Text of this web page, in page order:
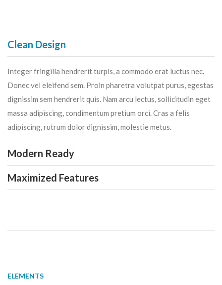
Clean Design
Integer fringilla hendrerit turpis, a commodo erat luctus nec.
Donec vel eleifend sem. Proin pharetra volutpat purus, egestas
dignissim sem hendrerit quis. Nam arcu lectus, sollicitudin eget
massa adipiscing, condimentum pretium orci. Cras a felis
adipiscing, rutrum dolor dignissim, molestie metus.
Modern Ready
Maximized Features
ELEMENTS